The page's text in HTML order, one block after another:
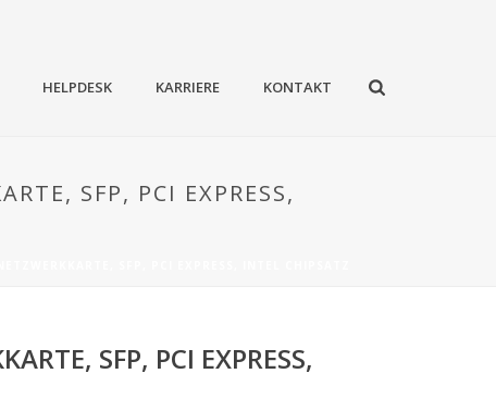
HELPDESK KARRIERE KONTAKT
SFP, PCI EXPRESS,
SFP, PCI EXPRESS,